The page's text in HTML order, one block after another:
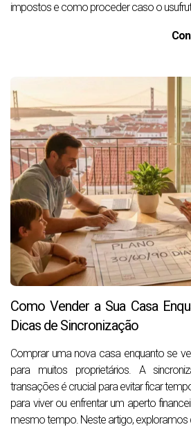
impostos e como proceder caso o
Como Vender a Sua Casa
Dicas de Sincronização
Comprar uma nova casa enquanto se
para muitos proprietários. A
transações é crucial para evitar ficar
para viver ou enfrentar um aperto
mesmo tempo. Neste artigo, exploramos